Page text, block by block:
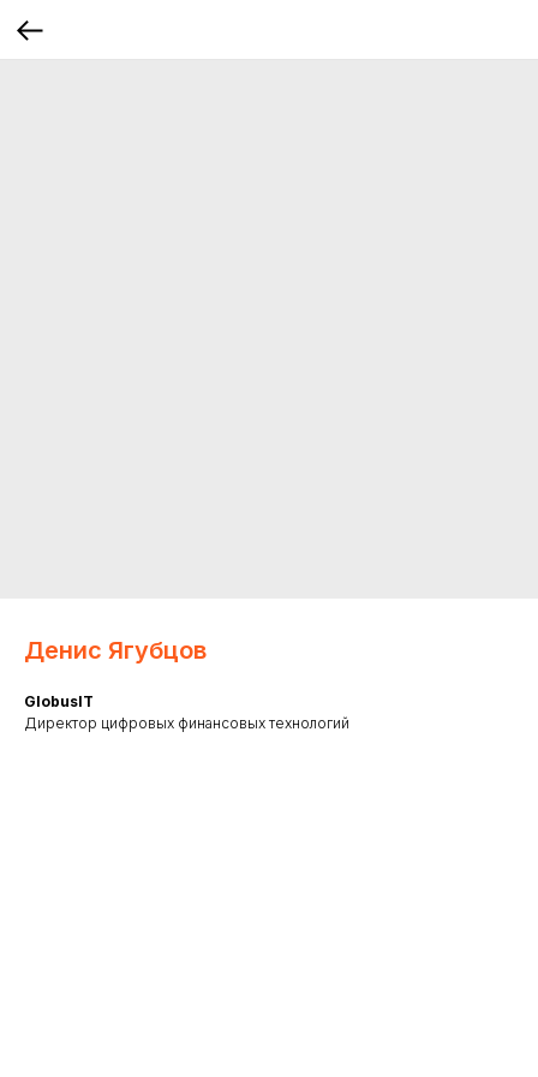
Денис Ягубцов
GlobusIT
Директор цифровых финансовых технологий